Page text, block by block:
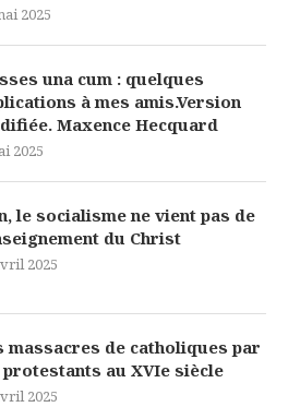
2025
una cum : quelques
à mes amis.Version
Maxence Hecquard
2025
le socialisme ne vient pas de
du Christ
2025
massacres de catholiques par
au XVIe siècle
2025